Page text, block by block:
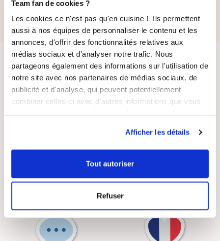
Team fan de cookies ?
Les cookies ce n'est pas qu'en cuisine ! Ils permettent
aussi à nos équipes de personnaliser le contenu et les
annonces, d'offrir des fonctionnalités relatives aux
médias sociaux et d'analyser notre trafic. Nous
partageons également des informations sur l'utilisation de
notre site avec nos partenaires de médias sociaux, de
publicité et d'analyse, qui peuvent potentiellement
combiner celles-ci avec d'autres informations que vous
Afficher les détails
Tout autoriser
Refuser
SÉCURISÉ